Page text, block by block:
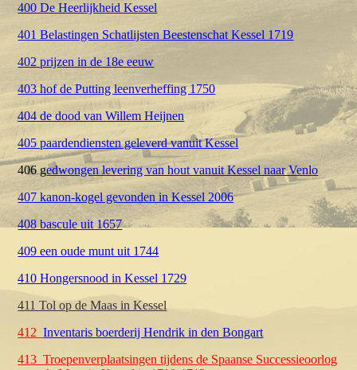
400 De Heerlijkheid Kessel
401 Belastingen Schatlijsten Beestenschat Kessel 1719
402 prijzen in de 18e eeuw
403 hof de Putting leenverheffing 1750
404 de dood van Willem Heijnen
405 paardendiensten geleverd vanuit Kessel
406 gedwongen levering van hout vanuit Kessel naar Venlo
407 kanon-kogel gevonden in Kessel 2006
408 bascule uit 1657
409 een oude munt uit 1744
410 Hongersnood in Kessel 1729
411 Tol op de Maas in Kessel
412Inventaris boerderij Hendrik in den Bongart
413 Troepenverplaatsingen tijdens de Spaanse Successieoorlog